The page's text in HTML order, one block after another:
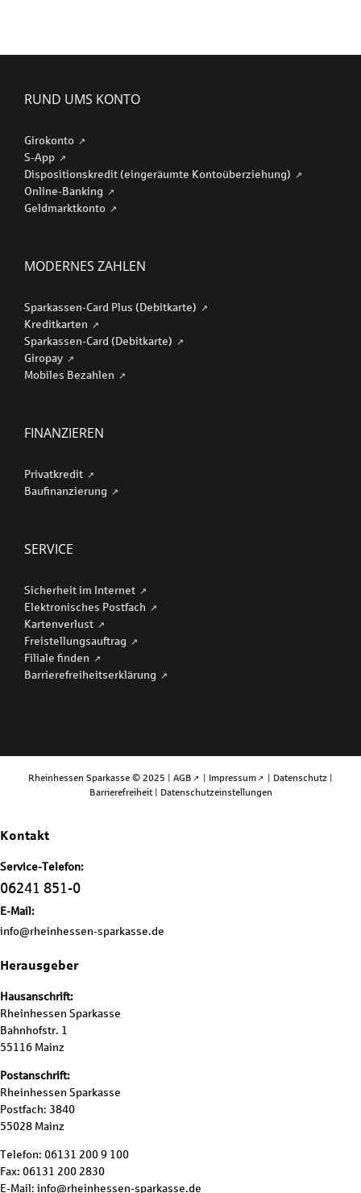
RUND UMS KONTO
Girokonto
S-App
Dispositionskredit (eingeräumte Kontoüberziehung)
Online-Banking
Geldmarktkonto
MODERNES ZAHLEN
Sparkassen-Card Plus (Debitkarte)
Kreditkarten
Sparkassen-Card (Debitkarte)
Giropay
Mobiles Bezahlen
FINANZIEREN
Privatkredit
Baufinanzierung
SERVICE
Sicherheit im Internet
Elektronisches Postfach
Kartenverlust
Freistellungsauftrag
Filiale finden
Barriere­freiheits­erklärung
Rheinhessen Sparkasse © 2025 | AGB | Impressum | Datenschutz |
Barrierefreiheit | Datenschutzeinstellungen
Kontakt
Service-Telefon:
06241 851-0
E-Mail:
info@rheinhessen-sparkasse.de
Herausgeber
Hausanschrift:
Rheinhessen Sparkasse
Bahnhofstr. 1
55116 Mainz
Postanschrift:
Rheinhessen Sparkasse
Postfach: 3840
55028 Mainz
Telefon: 06131 200 9 100
Fax: 06131 200 2830
E-Mail: info@rheinhessen-sparkasse.de